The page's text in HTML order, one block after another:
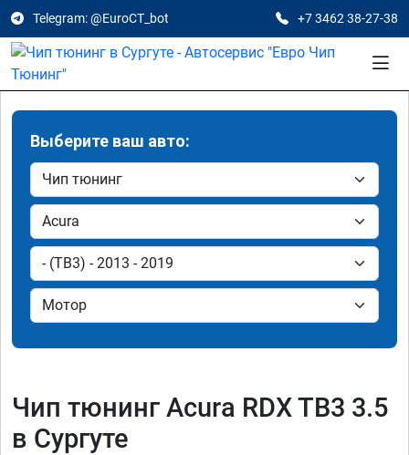
Telegram: @EuroCT_bot +7 3462 38-27-38
Выберите ваш авто:
Чип тюнинг Acura RDX TB3 3.5
в Сургуте